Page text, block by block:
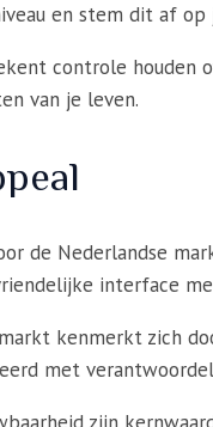
en stem dit af op
controle houden
van je leven.
de Nederlandse
interface
kenmerkt zich
met